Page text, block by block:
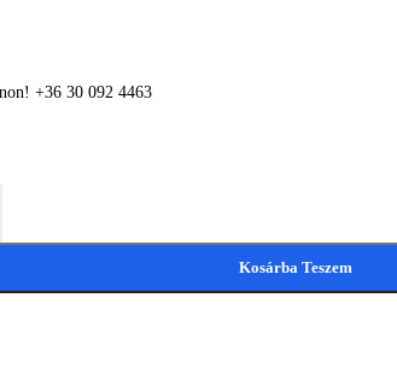
+36 30 092 4463
Kosárba Teszem